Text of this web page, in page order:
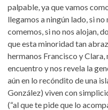
palpable, ya que vamos
llegamos a ningún lado, si
comemos, si no nos alojan,
que esta minoridad tan
hermanos Francisco y
encuentro y nos revela la
aún en lo recóndito de una
González) viven con
(“al que te pide que lo